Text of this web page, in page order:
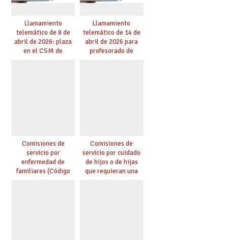
Llamamiento
telemático de 8 de
abril de 2026: plaza
en el CSM de
Llamamiento
telemático de 14 de
abril de 2026 para
profesorado de
Comisiones de
servicio por
enfermedad de
familiares (Código
Comisiones de
servicio por cuidado
de hijos o de hijas
que requieran una